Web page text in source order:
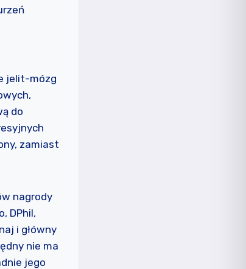
jelit-mózg
do
zamiast
nagrody
DPhil,
i główny
nie ma
jego